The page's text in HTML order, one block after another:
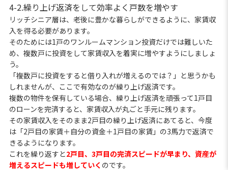
4-2.繰り上げ返済をして効率よく戸数を増やす
リッチシニア層は、老後に豊かな暮らしができるように、家賃収
入を得る必要があります。
そのためには1戸のワンルームマンション投資だけでは難しいた
め、複数戸に投資をして家賃収入を着実に増やすようにしましょ
う。
「複数戸に投資をすると借り入れが増えるのでは？」と思うかも
しれませんが、ここで有効なのが繰り上げ返済です。
複数の物件を保有している場合、繰り上げ返済を頑張って1戸目
のローンを完済すると、家賃収入が丸ごと手元に残ります。
その家賃収入をそのまま2戸目の繰り上げ返済にあてると、今度
は「2戸目の家賃＋自分の資金＋1戸目の家賃」の3馬力で返済で
きるようになります。
これを繰り返すと2戸目、3戸目の完済スピードが早まり、資産が
増えるスピードも増していく のです。